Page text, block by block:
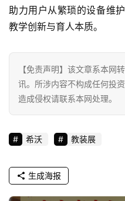
助力用户从繁琐的设备维
教学创新与育人本质。
【免责声明】该文章系本网
讯。所涉内容不构成任何投
造成侵权请联系本网处理。
希沃 教装展
生成海报